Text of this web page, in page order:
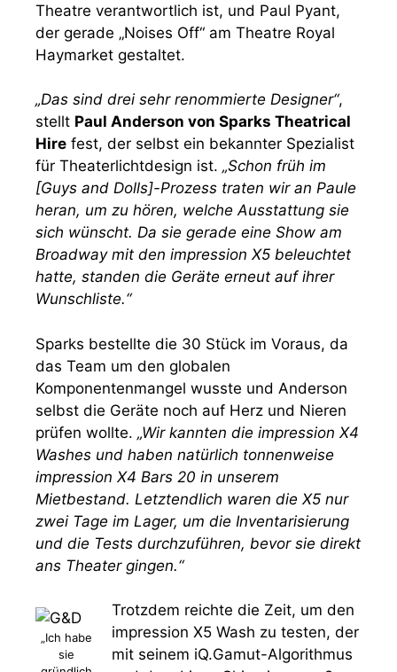
Theatre verantwortlich ist, und Paul Pyant,
der gerade „Noises Off“ am Theatre Royal
Haymarket gestaltet.
„Das sind drei sehr renommierte Designer“,
stellt Paul Anderson von Sparks Theatrical
Hire fest, der selbst ein bekannter Spezialist
für Theaterlichtdesign ist. „Schon früh im
[Guys and Dolls]-Prozess traten wir an Paule
heran, um zu hören, welche Ausstattung sie
sich wünscht. Da sie gerade eine Show am
Broadway mit den impression X5 beleuchtet
hatte, standen die Geräte erneut auf ihrer
Wunschliste.“
Sparks bestellte die 30 Stück im Voraus, da
das Team um den globalen
Komponentenmangel wusste und Anderson
selbst die Geräte noch auf Herz und Nieren
prüfen wollte. „Wir kannten die impression X4
Washes und haben natürlich tonnenweise
impression X4 Bars 20 in unserem
Mietbestand. Letztendlich waren die X5 nur
zwei Tage im Lager, um die Inventarisierung
und die Tests durchzuführen, bevor sie direkt
ans Theater gingen.“
„Ich habe
sie
Trotzdem reichte die Zeit, um den
impression X5 Wash zu testen, der
mit seinem iQ.Gamut-Algorithmus